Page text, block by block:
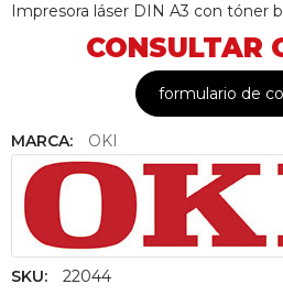
Impresora láser DIN A3 con tóner
CONSULTAR
formulario de
MARCA: OKI
SKU: 22044